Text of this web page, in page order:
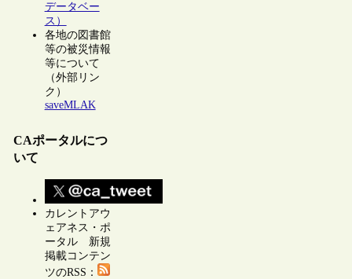
データベー
ス）
各地の図書館
等の被災情報
等について
（外部リン
ク）
saveMLAK
CAポータルにつ
いて
カレントアウ
ェアネス・ポ
ータル 新規
掲載コンテン
ツのRSS：